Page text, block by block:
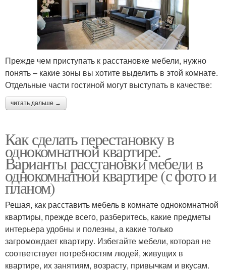
Прежде чем приступать к расстановке мебели, нужно
понять – какие зоны вы хотите выделить в этой комнате.
Отдельные части гостиной могут выступать в качестве:
читать дальше →
Как сделать перестановку в
однокомнатной квартире.
Варианты расстановки мебели в
однокомнатной квартире (с фото и
планом)
Решая, как расставить мебель в комнате однокомнатной
квартиры, прежде всего, разберитесь, какие предметы
интерьера удобны и полезны, а какие только
загромождает квартиру. Избегайте мебели, которая не
соответствует потребностям людей, живущих в
квартире, их занятиям, возрасту, привычкам и вкусам.